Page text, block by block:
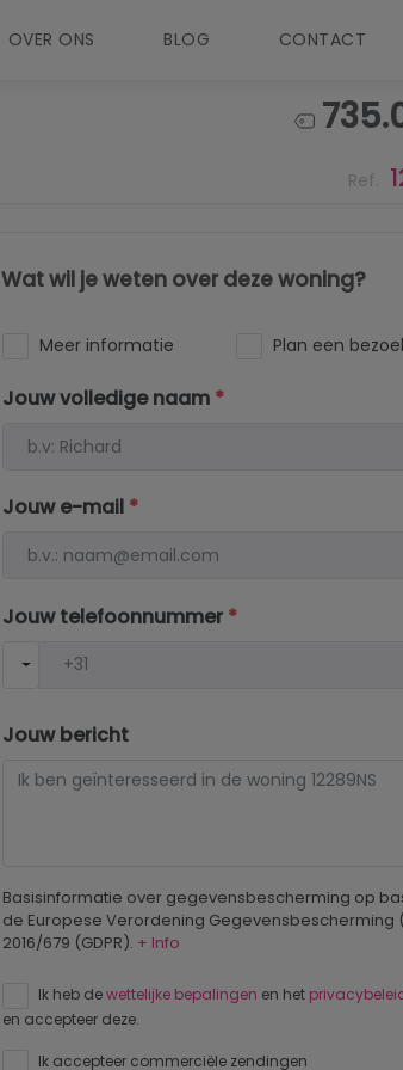
OVER ONS BLOG CONTACT
Ref.
Wat wil je weten over deze woning?
Meer informatie Plan een
Jouw volledige naam *
Jouw e-mail *
Jouw telefoonnummer *
Jouw bericht
Basisinformatie over gegevensbescherming op
de Europese Verordening Gegevensbescherming
2016/679 (GDPR). + Info
Ik heb dewettelijke bepalingen en het
en accepteer deze.
Ik accepteer commerciële zendingen